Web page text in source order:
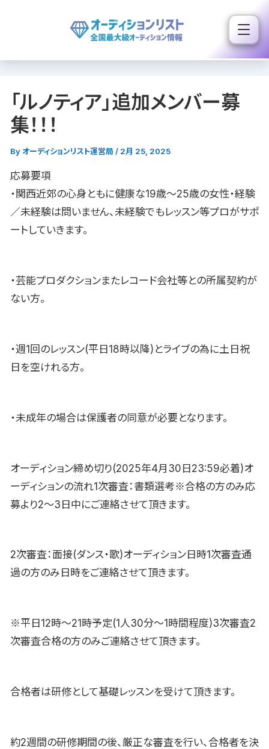
ス
「ルノティア」追加メンバー募
集！！！
By オーディションリスト運営局 / 2月 25, 2025
応募要項
・関西近郊の心身ともに健康な19歳〜25歳の女性・経験
／未経験は問いません、未経験でもレッスン等プロがサポ
ートしていきます。
・芸能プロダクションまたレコード会社等との所属契約が
ない方。
・週1回のレッスン(平日18時以降)とライブの為に土日祝
日を空けれる方。
・未成年の場合は保護者の同意が必要となります。
オーディション締め切り(2025年4月30日23:59必着)オ
ーディションの流れ1次審査：書類選考※合格の方のみ応
募より2〜3日中にご連絡させて頂きます。
2次審査：面接(ダンス・歌)オーディション日時1次審査通
過の方のみ日時をご連絡させて頂きます。
※平日12時〜21時予定(1人30分〜1時間程度)3次審査2
次審査合格の方のみご連絡させて頂きます。
合格者は研修として基礎レッスンを受けて頂きます。
約2週間の研修期間の後、厳正な審査を行い、合格者を決